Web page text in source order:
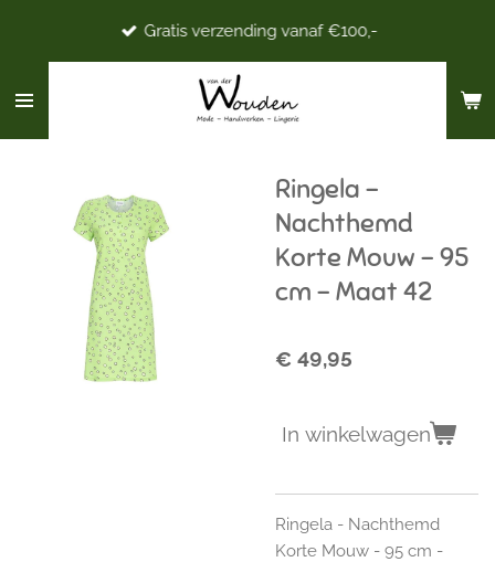
de
Gratis verzending vanaf €100,-
Ringela -
Nachthemd
Korte Mouw - 95
cm - Maat 42
€ 49,95
In winkelwagen
Ringela - Nachthemd
Korte Mouw - 95 cm -